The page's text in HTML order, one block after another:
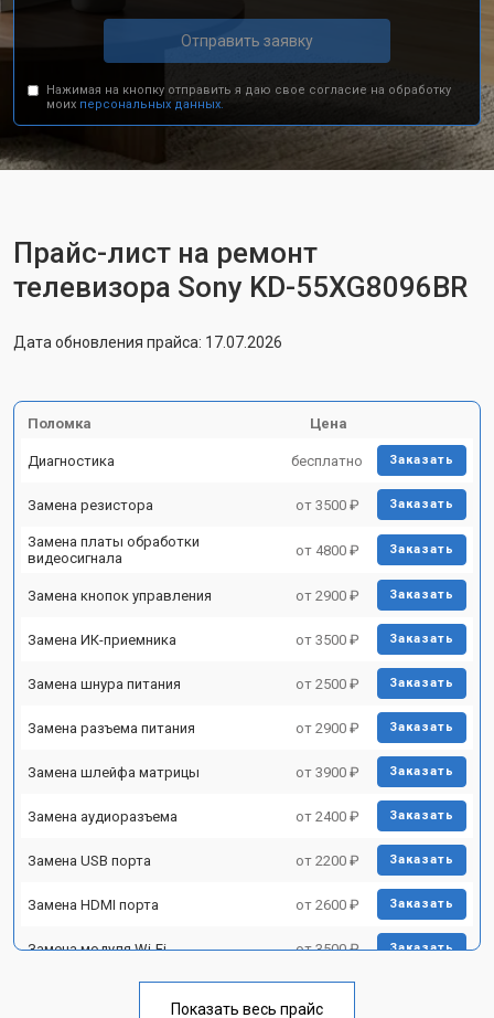
Отправить заявку
Нажимая на кнопку отправить я даю свое согласие на обработку
моих персональных данных.
Прайс-лист на ремонт
телевизора Sony KD-55XG8096BR
Дата обновления прайса: 17.07.2026
Поломка Цена
Диагностика бесплатно Заказать
Замена резистора от 3500 ₽ Заказать
Замена платы обработки
видеосигнала
от 4800 ₽ Заказать
Замена кнопок управления от 2900 ₽ Заказать
Замена ИК-приемника от 3500 ₽ Заказать
Замена шнура питания от 2500 ₽ Заказать
Замена разъема питания от 2900 ₽ Заказать
Замена шлейфа матрицы от 3900 ₽ Заказать
Замена аудиоразъема от 2400 ₽ Заказать
Замена USB порта от 2200 ₽ Заказать
Замена HDMI порта от 2600 ₽ Заказать
Замена модуля Wi-Fi от 3500 ₽ Заказать
Показать весь прайс